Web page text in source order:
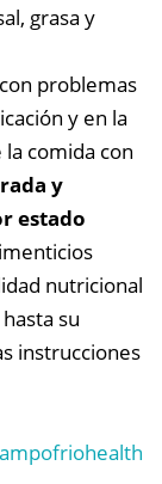
grasa y
problemas
y en la
comida con
y
estado
nutricional
su
instrucciones